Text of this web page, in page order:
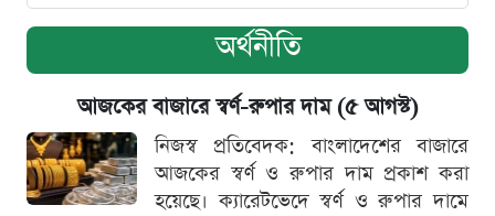
অর্থনীতি
আজকের বাজারে স্বর্ণ-রুপার দাম (৫ আগস্ট)
নিজস্ব প্রতিবেদক: বাংলাদেশের বাজারে
আজকের স্বর্ণ ও রুপার দাম প্রকাশ করা
হয়েছে। ক্যারেটভেদে স্বর্ণ ও রুপার দামে